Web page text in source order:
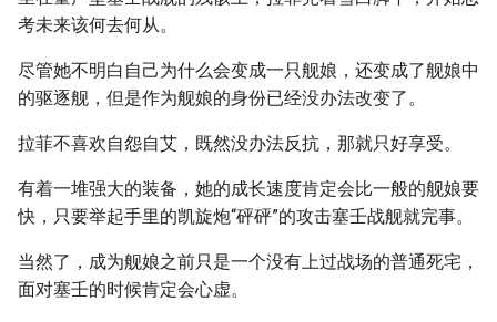
考未来该何去何从。
尽管她不明白自己为什么会变成一只舰娘，还变成了舰娘中
的驱逐舰，但是作为舰娘的身份已经没办法改变了。
拉菲不喜欢自怨自艾，既然没办法反抗，那就只好享受。
有着一堆强大的装备，她的成长速度肯定会比一般的舰娘要
快，只要举起手里的凯旋炮“砰砰”的攻击塞壬战舰就完事。
当然了，成为舰娘之前只是一个没有上过战场的普通死宅，
面对塞壬的时候肯定会心虚。